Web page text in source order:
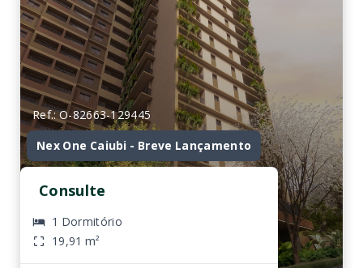
Ref.: O-82663-129445
Nex One Caiubi - Breve Lançamento
Consulte
1 Dormitório
19,91 m²